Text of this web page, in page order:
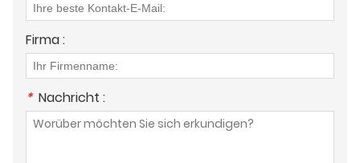
Firma :
* Nachricht :